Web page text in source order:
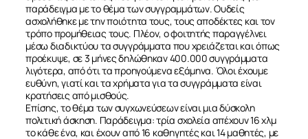
παράδειγμα με το θέμα των συγγραμμάτων. Ουδείς
ασχολήθηκε με την ποιότητα τους, τους αποδέκτες και τον
τρόπο προμήθειας τους. Πλέον, ο φοιτητής παραγγέλνει
μέσω διαδικτύου τα συγγράμματα που χρειάζεται και όπως
προέκυψε, σε 3 μήνες δηλώθηκαν 400.000 συγγράμματα
λιγότερα, από ότι τα προηγούμενα εξάμηνα. Όλοι έχουμε
ευθύνη, γιατί και τα χρήματα για τα συγγράμματα είναι
κρατήσεις από μισθούς.
Επίσης, το θέμα των συγχωνεύσεων είναι μια δύσκολη
πολιτική άσκηση. Παράδειγμα: τρία σχολεία απέχουν 16 χλμ
το κάθε ένα, και έχουν από 16 καθηγητές και 14 μαθητές, με